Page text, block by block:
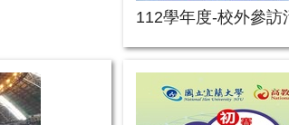
112學年度-校外參訪